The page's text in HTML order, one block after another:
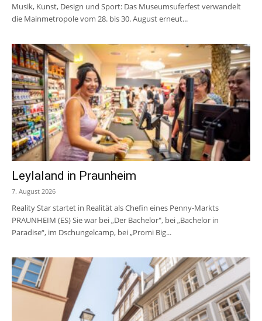
Musik, Kunst, Design und Sport: Das Museumsuferfest verwandelt
die Mainmetropole vom 28. bis 30. August erneut...
Leylaland in Praunheim
7. August 2026
Reality Star startet in Realität als Chefin eines Penny-Markts
PRAUNHEIM (ES) Sie war bei „Der Bachelor", bei „Bachelor in
Paradise“, im Dschungelcamp, bei „Promi Big...